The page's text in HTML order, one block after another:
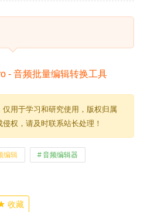
用于学习和研究使用，版权归属
权，请及时联系站长处理！
编辑 音频编辑器
收藏